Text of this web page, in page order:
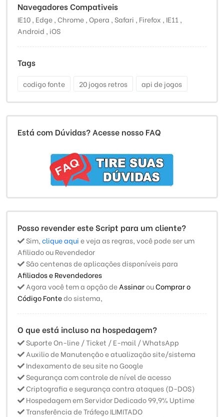
Navegadores Compativeis
IE10 , Edge , Chrome , Opera , Safari , Firefox , IE11 ,
Android , iOS
Tags
codigo fonte 20 jogos retros api de jogos
Está com Dúvidas? Acesse nosso FAQ
Posso revender este Script para um cliente?
Sim,clique aquie veja as regras, você pode ser um
Afiliado ou Revendedor
São centenas de aplicações disponíveis para
Afiliados e Revendedores
Agora você tem a opção deAssinarouComprar o
Código Fontedo sistema,
O que está incluso na hospedagem?
Suporte On-line / Ticket / E-mail / WhatsApp
Auxilio de Manutenção e atualização site/sistema
Indexamento de seu site no Google
Segurança com controle de nível de acesso
Criptografia e segurança contra ataques (D-DOS)
Hospedagem em Servidor Dedicado 99,9% Uptime
Transferência de Tráfego ILIMITADO